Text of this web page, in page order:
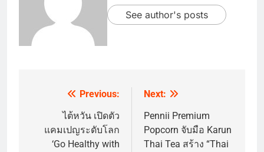
See author's posts
navigation
Previous:
ไต้หวัน เปิดตัว
แคมเปญระดับโลก
‘Go Healthy with
Next:
Pennii Premium
Popcorn จับมือ Karun
Thai Tea สร้าง “Thai